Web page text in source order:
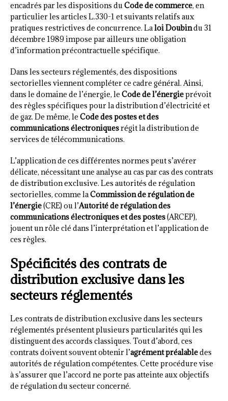
encadrés par les dispositions duCode de commerce, en
particulier les articles L.330-1 et suivants relatifs aux
pratiques restrictives de concurrence. Laloi Doubindu 31
décembre 1989 impose par ailleurs une obligation
d’information précontractuelle spécifique.
Dans les secteurs réglementés, des dispositions
sectorielles viennent compléter ce cadre général. Ainsi,
dans le domaine de l’énergie, le Code de l’énergieprévoit
des règles spécifiques pour la distribution d’électricité et
de gaz. De même, le Code des postes et des
communications électroniquesrégit la distribution de
services de télécommunications.
L’application de ces différentes normes peut s’avérer
délicate, nécessitant une analyse au cas par cas des contrats
de distribution exclusive. Les autorités de régulation
sectorielles, comme laCommission de régulation de
l’énergie(CRE) ou l’Autorité de régulation des
communications électroniques et des postes(ARCEP),
jouent un rôle clé dans l’interprétation et l’application de
ces règles.
Spécificités des contrats de
distribution exclusive dans les
secteurs réglementés
Les contrats de distribution exclusive dans les secteurs
réglementés présentent plusieurs particularités qui les
distinguent des accords classiques. Tout d’abord, ces
contrats doivent souvent obtenir l’agrément préalabledes
autorités de régulation compétentes. Cette procédure vise
à s’assurer que l’accord ne porte pas atteinte aux objectifs
de régulation du secteur concerné.